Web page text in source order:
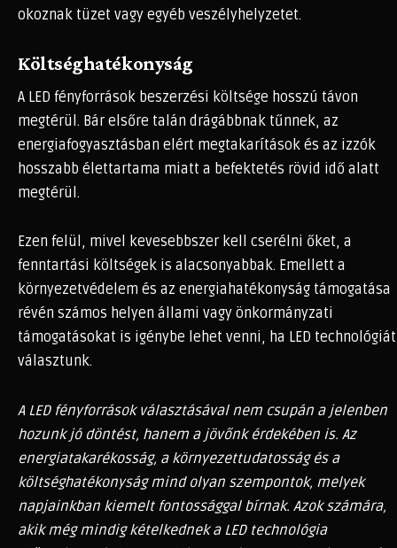
okoznak tüzet vagy egyéb veszélyhelyzetet.
Költséghatékonyság
A LED fényforrások beszerzési költsége hosszú távon
megtérül. Bár elsőre talán drágábbnak tűnnek, az
energiafogyasztásban elért megtakarítások és az izzók
hosszabb élettartama miatt a befektetés rövid idő alatt
megtérül.
Ezen felül, mivel kevesebbszer kell cserélni őket, a
fenntartási költségek is alacsonyabbak. Emellett a
környezetvédelem és az energiahatékonyság támogatása
révén számos helyen állami vagy önkormányzati
támogatásokat is igénybe lehet venni, ha LED technológiát
választunk.
A LED fényforrások választásával nem csupán a jelenben
hozunk jó döntést, hanem a jövőnk érdekében is. Az
energiatakarékosság, a környezettudatosság és a
költséghatékonyság mind olyan szempontok, melyek
napjainkban kiemelt fontossággal bírnak. Azok számára,
akik még mindig kételkednek a LED technológia